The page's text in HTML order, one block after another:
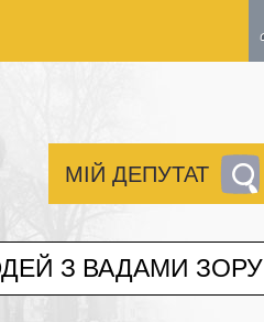
МІЙ ДЕПУТАТ
З ВАДАМИ ЗОРУ